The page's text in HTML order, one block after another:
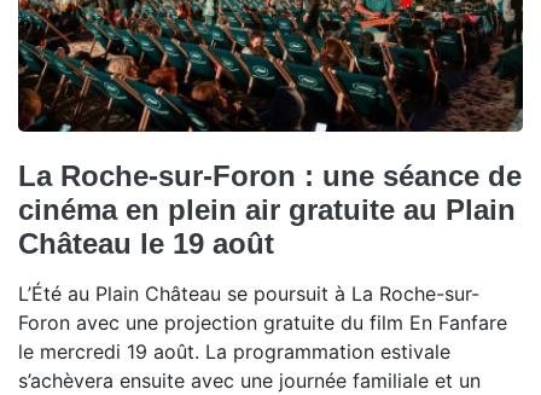
La Roche-sur-Foron : une séance de
cinéma en plein air gratuite au Plain
Château le 19 août
L’Été au Plain Château se poursuit à La Roche-sur-
Foron avec une projection gratuite du film En Fanfare
le mercredi 19 août. La programmation estivale
s’achèvera ensuite avec une journée familiale et un